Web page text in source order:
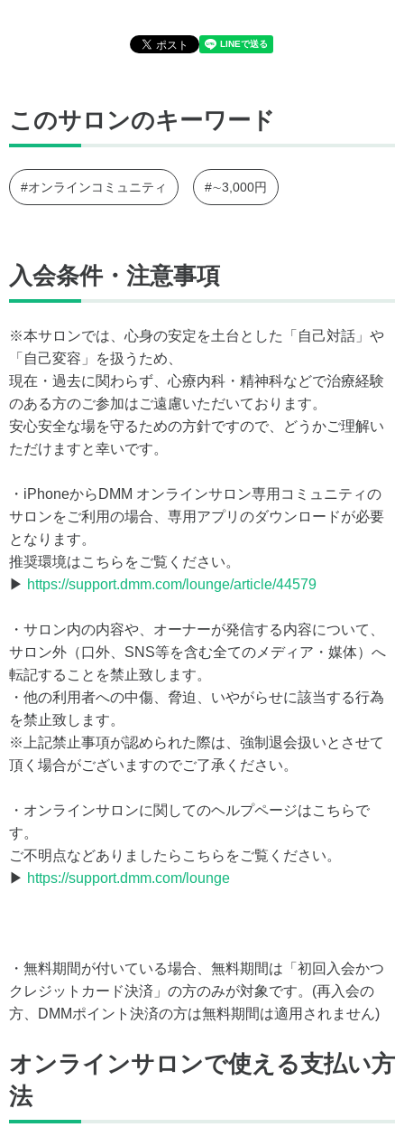
このサロンのキーワード
#オンラインコミュニティ #∼3,000円
入会条件・注意事項
※本サロンでは、心身の安定を土台とした「自己対話」や
「自己変容」を扱うため、
現在・過去に関わらず、心療内科・精神科などで治療経験
のある方のご参加はご遠慮いただいております。
安心安全な場を守るための方針ですので、どうかご理解い
ただけますと幸いです。
・iPhoneからDMM オンラインサロン専用コミュニティの
サロンをご利用の場合、専用アプリのダウンロードが必要
となります。
推奨環境はこちらをご覧ください。
▶ https://support.dmm.com/lounge/article/44579
・サロン内の内容や、オーナーが発信する内容について、
サロン外（口外、SNS等を含む全てのメディア・媒体）へ
転記することを禁止致します。
・他の利用者への中傷、脅迫、いやがらせに該当する行為
を禁止致します。
※上記禁止事項が認められた際は、強制退会扱いとさせて
頂く場合がございますのでご了承ください。
・オンラインサロンに関してのヘルプページはこちらで
す。
ご不明点などありましたらこちらをご覧ください。
▶ https://support.dmm.com/lounge
・無料期間が付いている場合、無料期間は「初回入会かつ
クレジットカード決済」の方のみが対象です。(再入会の
方、DMMポイント決済の方は無料期間は適用されません)
オンラインサロンで使える支払い方
法